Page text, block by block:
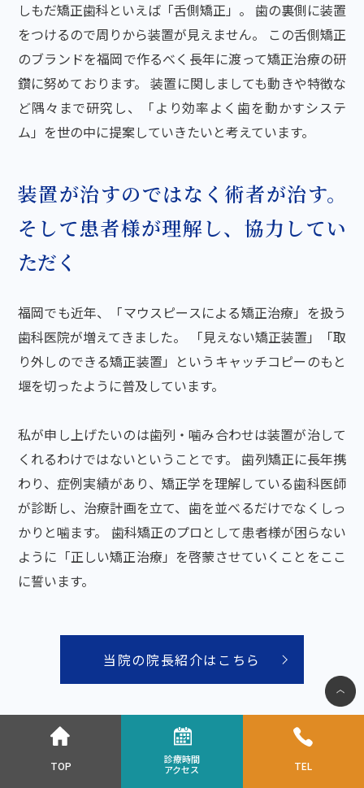
しもだ矯正歯科といえば「舌側矯正」。 歯の裏側に装置
をつけるので周りから装置が見えません。 この舌側矯正
のブランドを福岡で作るべく長年に渡って矯正治療の研
鑽に努めております。 装置に関しましても動きや特徴な
ど隅々まで研究し、「より効率よく歯を動かすシステ
ム」を世の中に提案していきたいと考えています。
装置が治すのではなく術者が治す。
そして患者様が理解し、協力してい
ただく
福岡でも近年、「マウスピースによる矯正治療」を扱う
歯科医院が増えてきました。 「見えない矯正装置」「取
り外しのできる矯正装置」というキャッチコピーのもと
堰を切ったように普及しています。
私が申し上げたいのは歯列・噛み合わせは装置が治して
くれるわけではないということです。 歯列矯正に長年携
わり、症例実績があり、矯正学を理解している歯科医師
が診断し、治療計画を立て、歯を並べるだけでなくしっ
かりと噛ます。 歯科矯正のプロとして患者様が困らない
ように「正しい矯正治療」を啓蒙させていくことをここ
に誓います。
当院の院長紹介はこちら
TOP
診療時間
アクセス
TEL